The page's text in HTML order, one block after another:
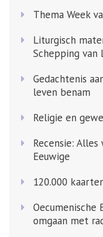
Thema Week
Liturgisch
Schepping van
Gedachtenis
leven benam
Religie en
Recensie:
Eeuwige
120.000
Oecumenische
omgaan met